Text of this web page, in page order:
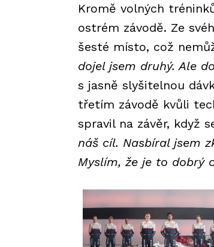
Kromě volných
ostrém závodě. Ze
šesté místo, což
dojel jsem druhý. Ale
s jasně slyšitelnou
třetím závodě kvůli
spravil na závěr, když
náš cíl. Nasbíral jsem
Myslím, že je to dobrý